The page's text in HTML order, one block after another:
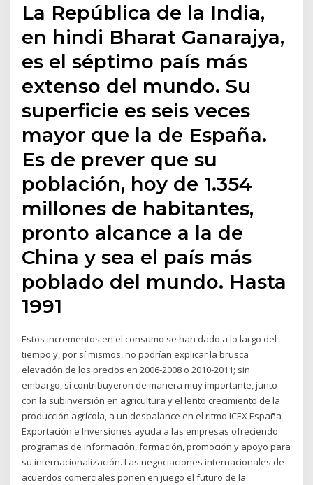
La República de la India,
en hindi Bharat Ganarajya,
es el séptimo país más
extenso del mundo. Su
superficie es seis veces
mayor que la de España.
Es de prever que su
población, hoy de 1.354
millones de habitantes,
pronto alcance a la de
China y sea el país más
poblado del mundo. Hasta
1991
Estos incrementos en el consumo se han dado a lo largo del
tiempo y, por sí mismos, no podrían explicar la brusca
elevación de los precios en 2006-2008 o 2010-2011; sin
embargo, sí contribuyeron de manera muy importante, junto
con la subinversión en agricultura y el lento crecimiento de la
producción agrícola, a un desbalance en el ritmo ICEX España
Exportación e Inversiones ayuda a las empresas ofreciendo
programas de información, formación, promoción y apoyo para
su internacionalización. Las negociaciones internacionales de
acuerdos comerciales ponen en juego el futuro de la